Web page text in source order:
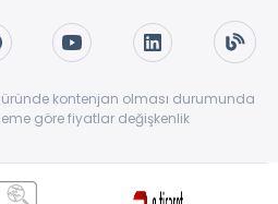
kontenjan olması durumunda
göre fiyatlar değişkenlik